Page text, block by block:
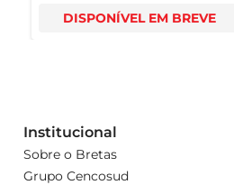
DISPONÍVEL EM BREVE
Institucional
Sobre o Bretas
Grupo Cencosud